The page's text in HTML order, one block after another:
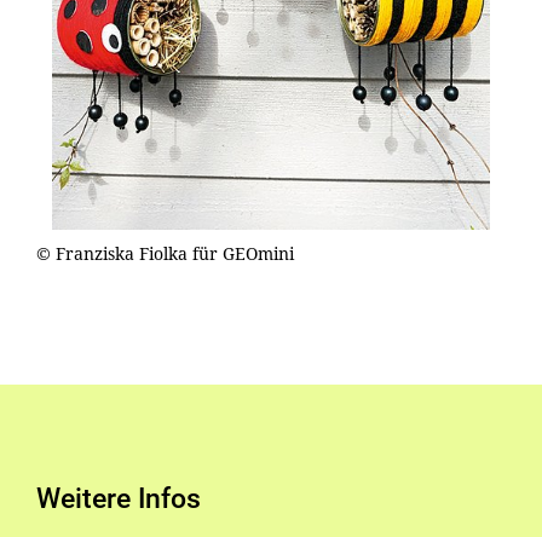
© Franziska Fiolka für GEOmini
Weitere Infos